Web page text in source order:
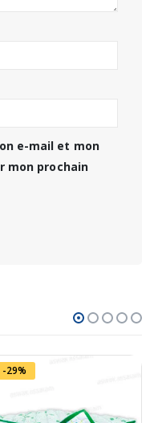
e-mail et mon
mon prochain
-29%